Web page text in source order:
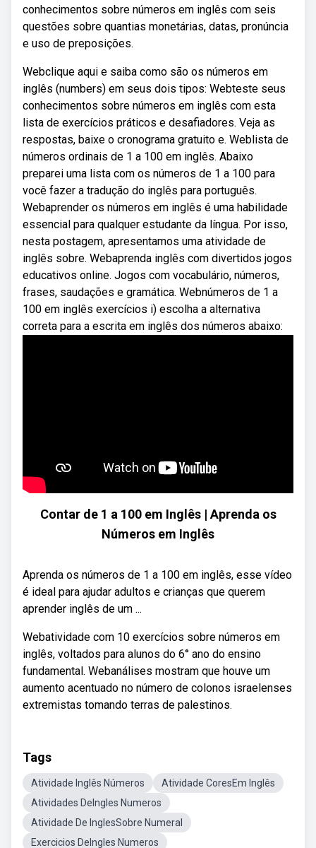
conhecimentos sobre números em inglês com seis
questões sobre quantias monetárias, datas, pronúncia
e uso de preposições.
Webclique aqui e saiba como são os números em
inglês (numbers) em seus dois tipos: Webteste seus
conhecimentos sobre números em inglês com esta
lista de exercícios práticos e desafiadores. Veja as
respostas, baixe o cronograma gratuito e. Weblista de
números ordinais de 1 a 100 em inglês. Abaixo
preparei uma lista com os números de 1 a 100 para
você fazer a tradução do inglês para português.
Webaprender os números em inglês é uma habilidade
essencial para qualquer estudante da língua. Por isso,
nesta postagem, apresentamos uma atividade de
inglês sobre. Webaprenda inglês com divertidos jogos
educativos online. Jogos com vocabulário, números,
frases, saudações e gramática. Webnúmeros de 1 a
100 em inglês exercícios i) escolha a alternativa
correta para a escrita em inglês dos números abaixo:
Contar de 1 a 100 em Inglês | Aprenda os
Números em Inglês
Aprenda os números de 1 a 100 em inglês, esse vídeo
é ideal para ajudar adultos e crianças que querem
aprender inglês de um ...
Webatividade com 10 exercícios sobre números em
inglês, voltados para alunos do 6° ano do ensino
fundamental. Webanálises mostram que houve um
aumento acentuado no número de colonos israelenses
extremistas tomando terras de palestinos.
Tags
Atividade Inglês Números
Atividade CoresEm Inglês
Atividades DeIngles Numeros
Atividade De InglesSobre Numeral
Exercicios DeIngles Numeros